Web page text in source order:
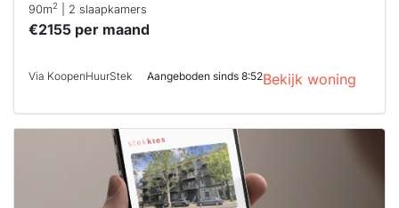
90m2 | 2 slaapkamers
€2155 per maand
Via KoopenHuurStek Aangeboden sinds 8:52Bekijk woning